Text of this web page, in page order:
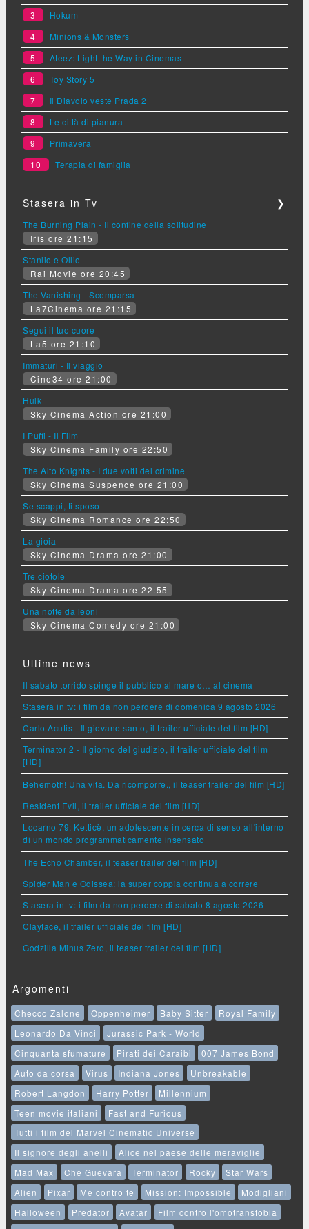
3
Hokum
4
Minions & Monsters
5
Ateez: Light the Way in Cinemas
6
Toy Story 5
7
Il Diavolo veste Prada 2
8
Le città di pianura
9
Primavera
10
Terapia di famiglia
Stasera in Tv ❯
The Burning Plain - Il confine della solitudine
Iris ore 21:15
Stanlio e Ollio
Rai Movie ore 20:45
The Vanishing - Scomparsa
La7Cinema ore 21:15
Segui il tuo cuore
La5 ore 21:10
Immaturi - Il viaggio
Cine34 ore 21:00
Hulk
Sky Cinema Action ore 21:00
I Puffi - Il Film
Sky Cinema Family ore 22:50
The Alto Knights - I due volti del crimine
Sky Cinema Suspence ore 21:00
Se scappi, ti sposo
Sky Cinema Romance ore 22:50
La gioia
Sky Cinema Drama ore 21:00
Tre ciotole
Sky Cinema Drama ore 22:55
Una notte da leoni
Sky Cinema Comedy ore 21:00
Ultime news
Il sabato torrido spinge il pubblico al mare o… al cinema
Stasera in tv: i film da non perdere di domenica 9 agosto 2026
Carlo Acutis - Il giovane santo, il trailer ufficiale del film [HD]
Terminator 2 - Il giorno del giudizio, il trailer ufficiale del film
[HD]
Behemoth! Una vita. Da ricomporre., il teaser trailer del film [HD]
Resident Evil, il trailer ufficiale del film [HD]
Locarno 79: Ketticè, un adolescente in cerca di senso all'interno
di un mondo programmaticamente insensato
The Echo Chamber, il teaser trailer del film [HD]
Spider Man e Odissea: la super coppia continua a correre
Stasera in tv: i film da non perdere di sabato 8 agosto 2026
Clayface, il trailer ufficiale del film [HD]
Godzilla Minus Zero, il teaser trailer del film [HD]
Argomenti
Checco Zalone Oppenheimer Baby Sitter
Royal Family
Leonardo Da Vinci
Jurassic Park - World
Cinquanta sfumature
Pirati dei Caraibi
007 James Bond
Auto da corsa
Virus Indiana Jones
Unbreakable
Robert Langdon
Harry Potter
Millennium
Teen movie italiani
Fast and Furious
Tutti i film del Marvel Cinematic Universe
Il signore degli anelli
Alice nel paese delle meraviglie
Mad Max
Che Guevara Terminator Rocky
Star Wars
Alien
Pixar Me contro te Mission: Impossible
Modigliani
Halloween
Predator Avatar
Film contro l'omotransfobia